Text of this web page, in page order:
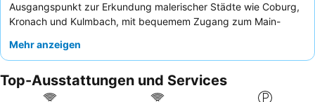
Ausgangspunkt zur Erkundung malerischer Städte wie Coburg,
Kronach und Kulmbach, mit bequemem Zugang zum Main-
außergewöhnliche
deftige traditionelle Küche im Restaurant anbietet. Die Gäste
loben stets die außergewöhnliche Freundlichkeit und
Mehr anzeigen
Top-Ausstattungen und Services